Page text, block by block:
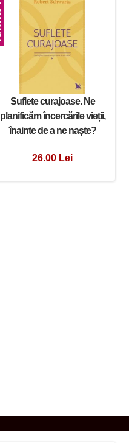
Suflete curajoase. Ne
planificăm încercările vieții,
înainte de a ne naște?
26.00 Lei